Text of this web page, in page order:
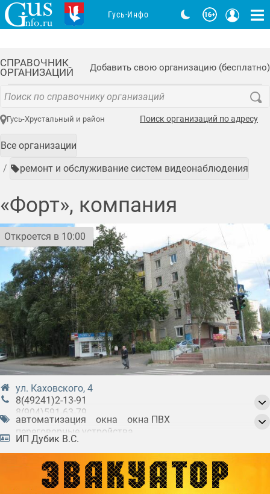
СПРАВОЧНИК
ОРГАНИЗАЦИЙ
Добавить свою организацию (бесплатно)
Гусь-Хрустальный и район Поиск организаций по адресу
Все организации
ремонт и обслуживание систем видеонаблюдения
«Форт», компания
Откроется в 10:00
ул. Каховского, 4
8(49241)2-13-91
8(904)591-63-79
8(903)831-08-70
автоматизация окна
окна ПВХ
переговорные устройства
ремонт и обслуживание домофонов
ремонт и обслуживание систем
видеонаблюдения
системы видеонаблюдения
ИП Дубик В.С.
Гусь-Инфо